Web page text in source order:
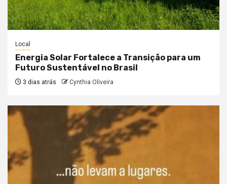
Local
Energia Solar Fortalece a Transição para um
Futuro Sustentável no Brasil
3 dias atrás Cynthia Oliveira